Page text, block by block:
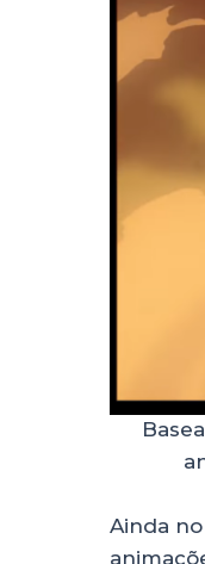
Ainda